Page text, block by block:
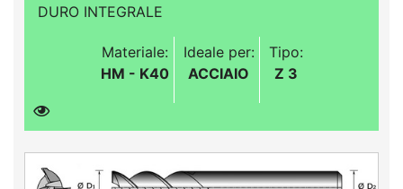
DURO INTEGRALE
Materiale:
HM - K40
Ideale per:
ACCIAIO
Tipo:
Z 3